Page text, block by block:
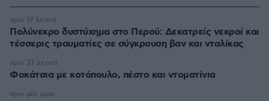
Πολύνεκρο δυστύχημα στο Περού: Δεκατρείς νεκροί και
τέσσερις τραυματίες σε σύγκρουση βαν και νταλίκας
πριν 17 λεπτά
Φοκάτσια με κοτόπουλο, πέστο και ντοματίνια
πριν 37 λεπτά
πριν μία ώρα